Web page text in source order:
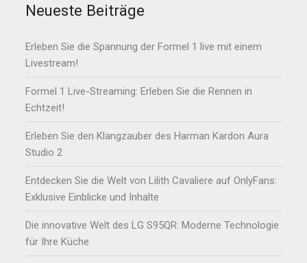
Neueste Beiträge
Erleben Sie die Spannung der Formel 1 live mit einem
Livestream!
Formel 1 Live-Streaming: Erleben Sie die Rennen in
Echtzeit!
Erleben Sie den Klangzauber des Harman Kardon Aura
Studio 2
Entdecken Sie die Welt von Lilith Cavaliere auf OnlyFans:
Exklusive Einblicke und Inhalte
Die innovative Welt des LG S95QR: Moderne Technologie
für Ihre Küche